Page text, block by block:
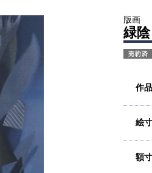
版画
緑陰
作
絵寸
額寸